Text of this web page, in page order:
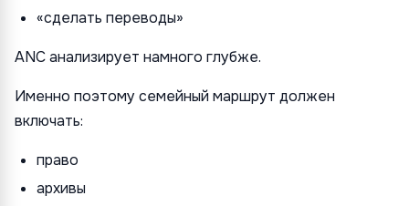
«сделать переводы»
ANC анализирует намного глубже.
Именно поэтому семейный маршрут должен
включать:
право
архивы